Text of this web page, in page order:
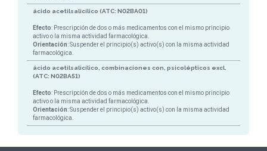
ácido acetilsalicílico (ATC: N02BA01)
Efecto: Prescripción de dos o más medicamentos con el mismo principio
activo o la misma actividad farmacológica.
Orientación: Suspender el principio(s) activo(s) con la misma actividad
farmacológica.
ácido acetilsalicílico, combinaciones con, psicolépticos excl.
(ATC: N02BA51)
Efecto: Prescripción de dos o más medicamentos con el mismo principio
activo o la misma actividad farmacológica.
Orientación: Suspender el principio(s) activo(s) con la misma actividad
farmacológica.